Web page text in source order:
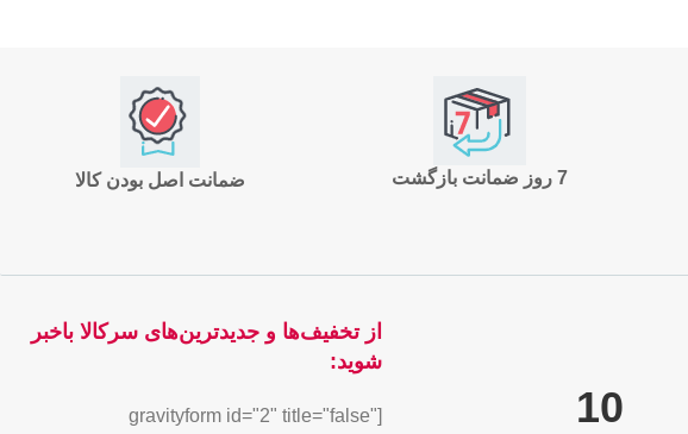
ضمانت اصل بودن کالا 7 روز ضمانت بازگشت
از تخفیف‌ها و جدیدترین‌های سرکالا باخبر
شوید:
[gravityform id="2" title="false"
10